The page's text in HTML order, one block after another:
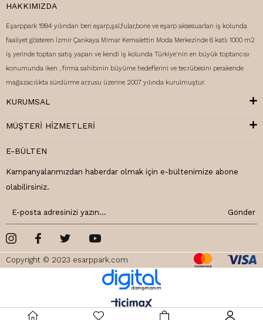
HAKKIMIZDA
Eşarppark 1994 yılından beri eşarp,şal,fular,bone ve eşarp aksesuarları iş kolunda
faaliyet gösteren İzmir Çankaya Mimar Kemalettin Moda Merkezinde 6 katlı 1000 m2
iş yerinde toptan satış yapan ve kendi iş kolunda Türkiye'nin en büyük toptancısı
konumunda iken , firma sahibinin büyüme hedeflerini ve tecrübesini perakende
mağazacılıkta sürdürme arzusu üzerine 2007 yılında kurulmuştur.
KURUMSAL
MÜŞTERI HIZMETLERI
E-BÜLTEN
Kampanyalarımızdan haberdar olmak için e-bültenimize abone
olabilirsiniz.
Gönder
Copyright © 2023 esarppark.com